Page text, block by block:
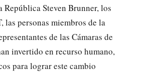
República Steven Brunner, los
las personas miembros de la
de las Cámaras de
invertido en recurso humano,
para lograr este cambio